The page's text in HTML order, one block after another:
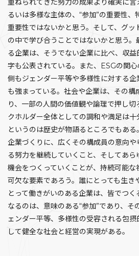
重ねられてきた努力の成果より確実に
るいは多様な主体の、“参加”の重要性、
重要性ではないかと思う。そして、グッ
の中で学び合うことではないかと思う
る企業は、そうでない企業に比べ、収
字も公表されている。また、ESGの関
側もジェンダー平等や多様性に対する
も強まっている。社会や企業は、その
り、一部の人間の価値観や論理で押し
クホルダー全体としての調和や満足は十
というのは歴史が物語るところでもある
企業づくりに、広くその構成員の意向
る努力を継続していくこと、そしてあら
機会をつくっていくことが、持続可能
可欠な要素であろう。誰にとっても生き
とって働きがいのある企業は、皆でつ
なるのは、意味のある“参加”であり、そ
ェンダー平等、多様性の受容される包
して健全な社会と経営の実現がある。